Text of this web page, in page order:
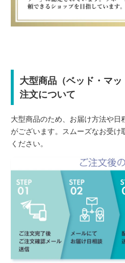
大型商品（ベッド・マ
注文について
大型商品のため、お届け方法や日
がございます。スムーズなお受け
ください。